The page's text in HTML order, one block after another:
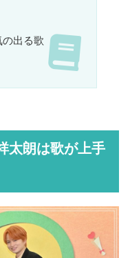
出る歌
太朗は歌が上手